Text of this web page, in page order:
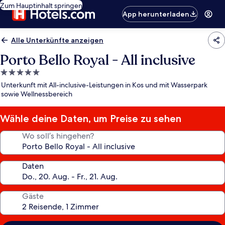
Zum Hauptinhalt springen
App herunterladen
Alle Unterkünfte anzeigen
Porto Bello Royal - All inclusive
5.0-
Sterne-
Unterkunft
Unterkunft mit All-inclusive-Leistungen in Kos und mit Wasserpark
sowie Wellnessbereich
Wähle deine Daten, um Preise zu sehen
Wo soll’s hingehen?
Daten
Gäste